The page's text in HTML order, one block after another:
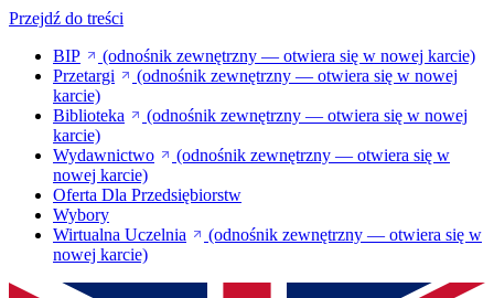
Przejdź do treści
BIP
(odnośnik zewnętrzny — otwiera się w nowej karcie)
Przetargi
(odnośnik zewnętrzny — otwiera się w nowej
karcie)
Biblioteka
(odnośnik zewnętrzny — otwiera się w nowej
karcie)
Wydawnictwo
(odnośnik zewnętrzny — otwiera się w
nowej karcie)
Oferta Dla Przedsiębiorstw
Wybory
Wirtualna Uczelnia
(odnośnik zewnętrzny — otwiera się w
nowej karcie)